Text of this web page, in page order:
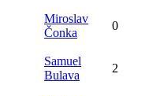
Miroslav
Čonka
0
Samuel
Bulava
2